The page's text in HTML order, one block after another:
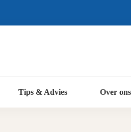
Tips & Advies Over ons